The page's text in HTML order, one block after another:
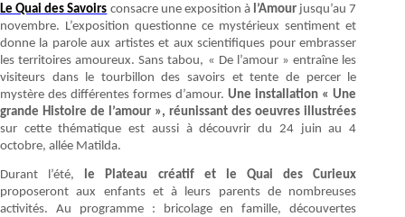
Le Quai des Savoirs consacre une exposition à l’Amour jusqu’au 7
novembre. L’exposition questionne ce mystérieux sentiment et
donne la parole aux artistes et aux scientifiques pour embrasser
les territoires amoureux. Sans tabou, « De l’amour » entraîne les
visiteurs dans le tourbillon des savoirs et tente de percer le
mystère des différentes formes d’amour.Une installation « Une
grande Histoire de l’amour », réunissant des oeuvres illustrées
sur cette thématique est aussi à découvrir du 24 juin au 4
octobre, allée Matilda.
Durant l’été,
le Plateau créatif et le Quai des Curieux
proposeront aux enfants et à leurs parents de nombreuses
activités. Au programme : bricolage en famille, découvertes